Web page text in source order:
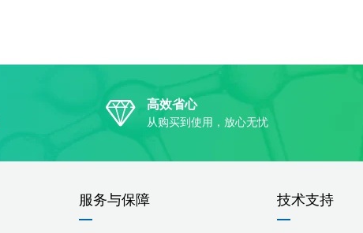
高效省心
从购买到使用，放心无忧
服务与保障 技术支持